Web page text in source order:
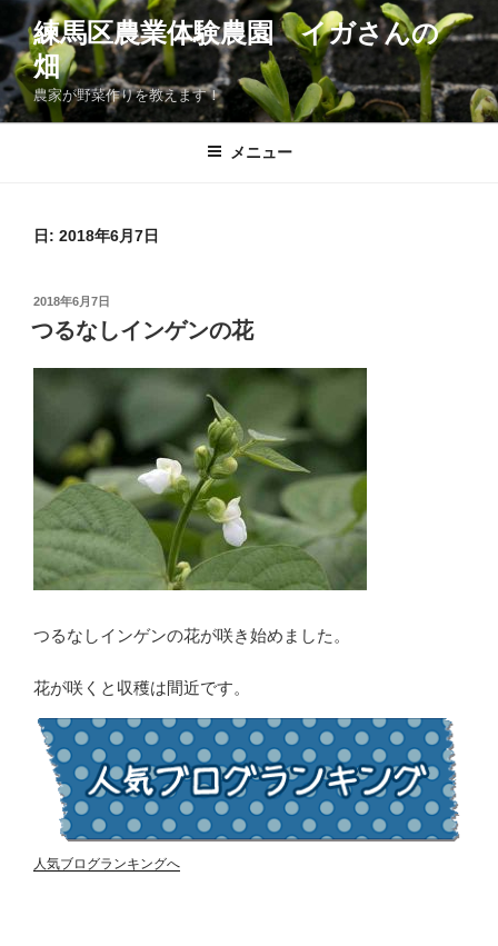
ン
テ
ン
ツ
練馬区農業体験農園 イガさんの
畑
農家が野菜作りを教えます！
メニュー
日: 2018年6月7日
投
日:
2018年6月7日
つるなしインゲンの花
つるなしインゲンの花が咲き始めました。
花が咲くと収穫は間近です。
人気ブログランキングへ